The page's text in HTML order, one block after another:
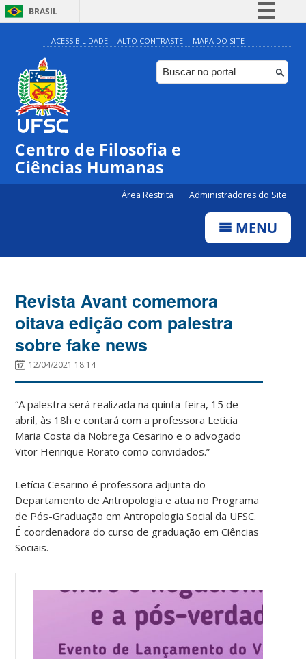
BRASIL
Simplifique!
Comunica BR
Participe
ACESSIBILIDADE ALTO CONTRASTE MAPA DO SITE
Centro de Filosofia e
Ciências Humanas
Área Restrita Administradores do Site
MENU
Revista Avant comemora
oitava edição com palestra
sobre fake news
12/04/2021 18:14
“A palestra será realizada na quinta-feira, 15 de
abril, às 18h e contará com a professora Leticia
Maria Costa da Nobrega Cesarino e o advogado
Vitor Henrique Rorato como convidados.”
Letícia Cesarino é professora adjunta do
Departamento de Antropologia e atua no Programa
de Pós-Graduação em Antropologia Social da UFSC.
É coordenadora do curso de graduação em Ciências
Sociais.